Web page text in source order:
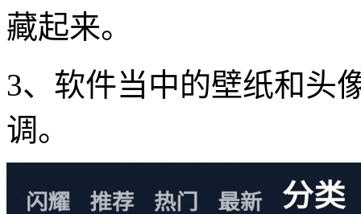
藏起来。
3、软件当中的壁纸和头
调。